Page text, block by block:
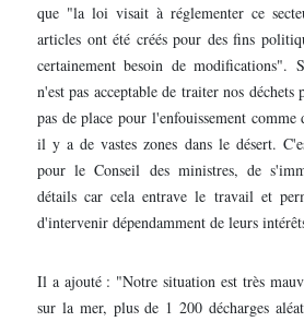
que "la loi visait à réglementer ce
articles ont été créés pour des fins
certainement besoin de modifications".
n'est pas acceptable de traiter nos
pas de place pour l'enfouissement
il y a de vastes zones dans le désert.
pour le Conseil des ministres, de
détails car cela entrave le travail et
d'intervenir dépendamment de leurs
Il a ajouté : "Notre situation est très
sur la mer, plus de 1 200 décharges